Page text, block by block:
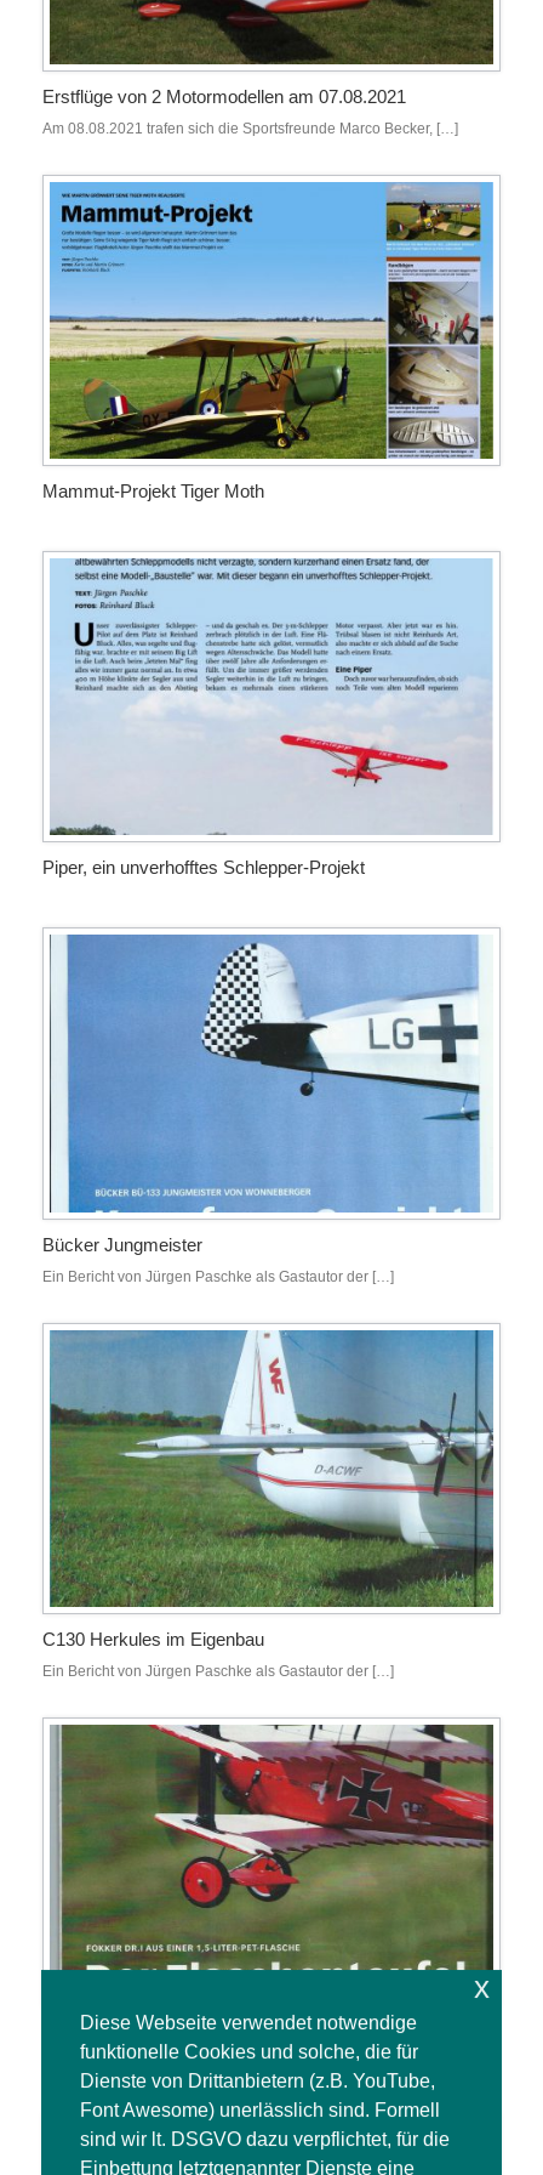
Erstflüge von 2 Motormodellen am 07.08.2021
Am 08.08.2021 trafen sich die Sportsfreunde Marco Becker, […]
Mammut-Projekt Tiger Moth
Piper, ein unverhofftes Schlepper-Projekt
Bücker Jungmeister
Ein Bericht von Jürgen Paschke als Gastautor der […]
C130 Herkules im Eigenbau
Ein Bericht von Jürgen Paschke als Gastautor der […]
Fokker DR.I aus einer 1,5l PET-Flasche
Ein Bericht von Jürgen Paschke als Gastautor der […]
Diese Webseite verwendet notwendige
funktionelle Cookies und solche, die für
Dienste von Drittanbietern (z.B. YouTube,
Font Awesome) unerlässlich sind. Formell
sind wir lt. DSGVO dazu verpflichtet, für die
Einbettung letztgenannter Dienste eine
x